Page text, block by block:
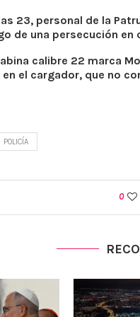
23, personal de la
de una persecución en
calibre 22 marca
el cargador, que no
POLICÍA
0